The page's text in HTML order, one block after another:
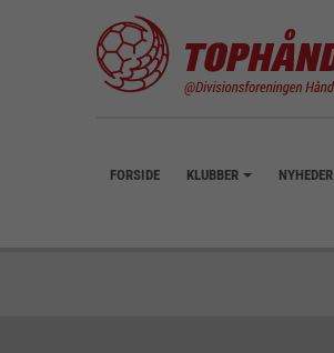
FORSIDE KLUBBER NYHEDER